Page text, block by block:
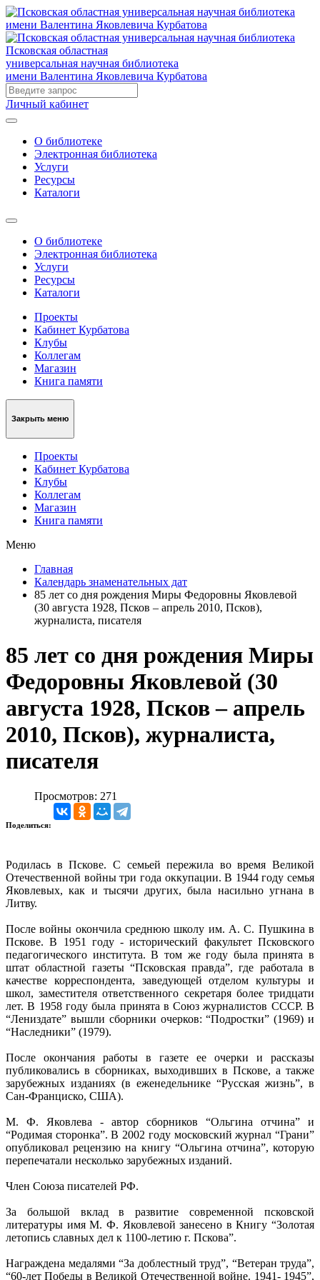
Псковская областная
универсальная научная библиотека
имени Валентина Яковлевича Курбатова
Личный кабинет
О библиотеке
Электронная библиотека
Услуги
Ресурсы
Каталоги
О библиотеке
Электронная библиотека
Услуги
Ресурсы
Каталоги
Проекты
Кабинет Курбатова
Клубы
Коллегам
Магазин
Книга памяти
Закрыть меню
Проекты
Кабинет Курбатова
Клубы
Коллегам
Магазин
Книга памяти
Меню
Главная
Календарь знаменательных дат
85 лет со дня рождения Миры Федоровны Яковлевой
(30 августа 1928, Псков – апрель 2010, Псков),
журналиста, писателя
85 лет со дня рождения Миры
Федоровны Яковлевой (30
августа 1928, Псков – апрель
2010, Псков), журналиста,
писателя
Просмотров: 271
Поделиться:
Родилась в Пскове. С семьей пережила во время Великой
Отечественной войны три года оккупации. В 1944 году семья
Яковлевых, как и тысячи других, была насильно угнана в
Литву.
После войны окончила среднюю школу им. А. С. Пушкина в
Пскове. В 1951 году - исторический факультет Псковского
педагогического института. В том же году была принята в
штат областной газеты “Псковская правда”, где работала в
качестве корреспондента, заведующей отделом культуры и
школ, заместителя ответственного секретаря более тридцати
лет. В 1958 году была принята в Союз журналистов СССР. В
“Лениздате” вышли сборники очерков: “Подростки” (1969) и
“Наследники” (1979).
После окончания работы в газете ее очерки и рассказы
публиковались в сборниках, выходивших в Пскове, а также
зарубежных изданиях (в еженедельнике “Русская жизнь”, в
Сан-Франциско, США).
М. Ф. Яковлева - автор сборников “Ольгина отчина” и
“Родимая сторонка”. В 2002 году московский журнал “Грани”
опубликовал рецензию на книгу “Ольгина отчина”, которую
перепечатали несколько зарубежных изданий.
Член Союза писателей РФ.
За большой вклад в развитие современной псковской
литературы имя М. Ф. Яковлевой занесено в Книгу “Золотая
летопись славных дел к 1100-летию г. Пскова”.
Награждена медалями “За доблестный труд”, “Ветеран труда”,
“60-лет Победы в Великой Отечественной войне. 1941- 1945”,